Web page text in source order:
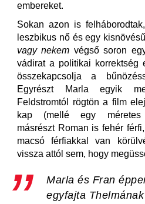
embereket.
Sokan azon is
leszbikus nő és egy
vagy nekem végső soron
vádirat a politikai korrektség
összekapcsolja a
Egyrészt Marla egyik
Feldstromtól rögtön a film
kap (mellé egy
másrészt Roman is fehér
macsó férfiakkal van
vissza attól sem, hogy
Marla és Fran
egyfajta